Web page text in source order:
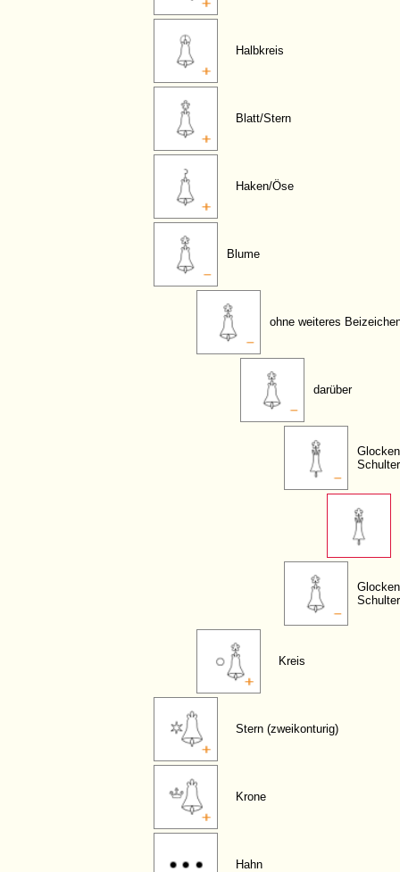
Halbkreis
Blatt/Stern
Haken/Öse
Blume
ohne weiteres
darüber
Schulter
Schulter
Kreis
Stern (zweikonturig)
Krone
Hahn